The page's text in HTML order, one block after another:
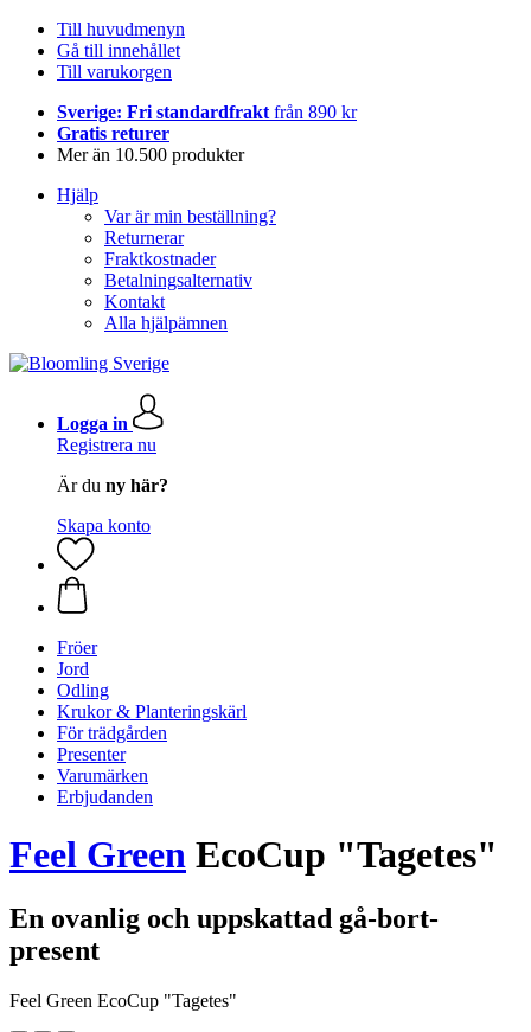
Till huvudmenyn
Gå till innehållet
Till varukorgen
Sverige: Fri standardfrakt från 890 kr
Gratis returer
Mer än 10.500 produkter
Hjälp
Var är min beställning?
Returnerar
Fraktkostnader
Betalningsalternativ
Kontakt
Alla hjälpämnen
Logga in
Registrera nu
Är du ny här?
Skapa konto
Fröer
Jord
Odling
Krukor & Planteringskärl
För trädgården
Presenter
Varumärken
Erbjudanden
Feel Green EcoCup "Tagetes"
En ovanlig och uppskattad gå-bort-
present
Feel Green EcoCup "Tagetes"